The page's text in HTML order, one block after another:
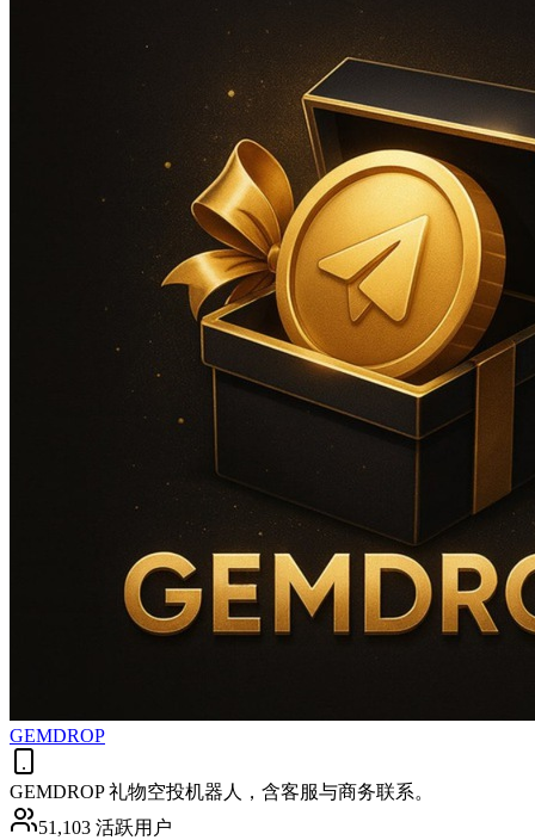
GEMDROP
GEMDROP 礼物空投机器人，含客服与商务联系。
51,103 活跃用户